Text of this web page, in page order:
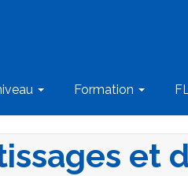
Formation
et